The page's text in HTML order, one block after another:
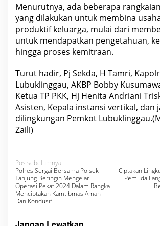
Menurutnya, ada beberapa
yang dilakukan untuk membina
produktif keluarga, mulai dari
untuk mendapatkan pengetahuan,
hingga proses kemitraan.
Turut hadir, Pj Sekda, H Tamri,
Lubuklinggau, AKBP Bobby
Ketua TP PKK, Hj Henita Andriani
Asisten, Kepala instansi vertikal, dan
dilingkungan Pemkot
Zaili)
N
a
v
i
Pos sebelumnya
Polres Sergai Bersama Polsek
Tanjung Beringin Mengelar
Operasi Pekat 2024 Dalam Rangka
Menciptakan Kamtibmas Aman
Dan Kondusif.
Ciptakan
Pemuda